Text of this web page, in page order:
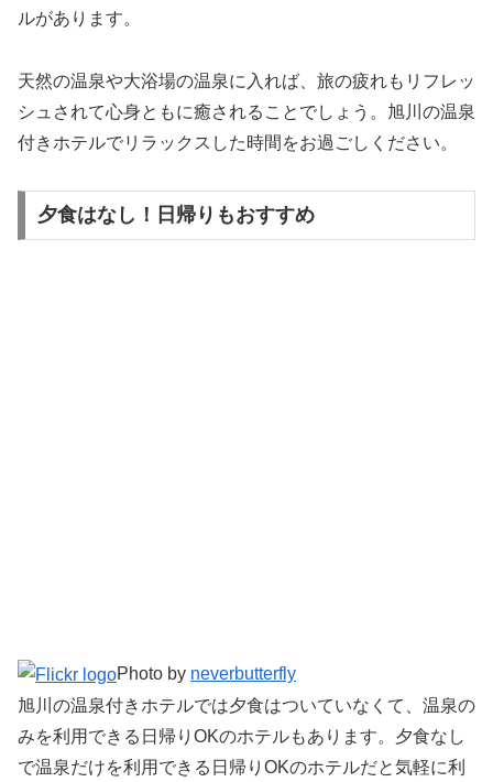
ルがあります。
天然の温泉や大浴場の温泉に入れば、旅の疲れもリフレッ
シュされて心身ともに癒されることでしょう。旭川の温泉
付きホテルでリラックスした時間をお過ごしください。
夕食はなし！日帰りもおすすめ
Photo by neverbutterfly
旭川の温泉付きホテルでは夕食はついていなくて、温泉の
みを利用できる日帰りOKのホテルもあります。夕食なし
で温泉だけを利用できる日帰りOKのホテルだと気軽に利